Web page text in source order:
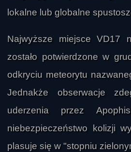
lokalne lub globalne
Najwyższe miejsce VD17
zostało potwierdzone w
odkryciu meteorytu
Jednakże obserwacje
uderzenia przez
niebezpieczeństwo kolizji
plasuje się w "stopniu